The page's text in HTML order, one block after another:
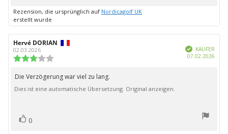
Rezension, die ursprünglich auf Nordicagolf UK
erstellt wurde
Autor
der
Rezension:
Hervé DORIAN
02.03.2026
von
5
Sternen
Verifiziert
KÄUFER
07.02.2026
Rezensionstext:
Die Verzögerung war viel zu lang.
Dies ist eine automatische Übersetzung. Original anzeigen.
Stimme
0